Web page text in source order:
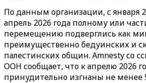
По данным организации, с января
апрель 2026 года полному или
перемещению подверглись как
преимущественно бедуинских и
палестинских общин. Amnesty со
ООН сообщает, что к апрелю 2026
принудительно изгнаны не менее